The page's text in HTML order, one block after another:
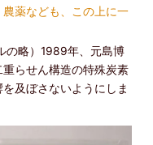
薬なども、この上に一
の略）1989年、元島博
らせん構造の特殊炭素
及ぼさないようにしま